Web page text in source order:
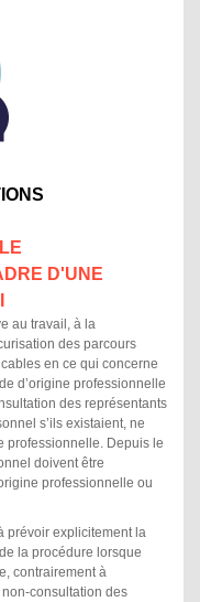
D'UNE
au travail, à la
des parcours
en ce qui concerne
d’origine professionnelle
des représentants
s’ils existaient, ne
professionnelle. Depuis le
doivent être
professionnelle ou
prévoir explicitement la
la procédure lorsque
contrairement à
consultation des